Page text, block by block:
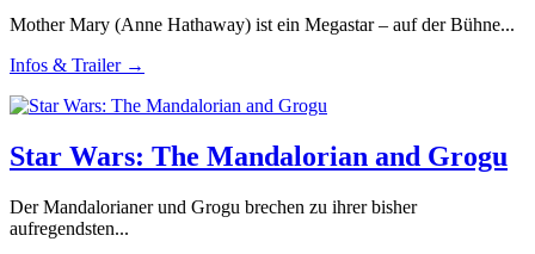
Mother Mary (Anne Hathaway) ist ein Megastar – auf der Bühne...
Infos & Trailer →
Star Wars: The Mandalorian and Grogu
Der Mandalorianer und Grogu brechen zu ihrer bisher
aufregendsten...